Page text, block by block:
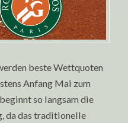
FRENCH
OPEN
beste Wettquoten
Anfang Mai zum
so langsam die
da das traditionelle